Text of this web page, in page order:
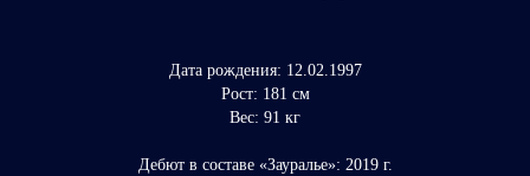
Дата рождения: 12.02.1997
Рост: 181 см
Вес: 91 кг
Дебют в составе «Зауралье»: 2019 г.